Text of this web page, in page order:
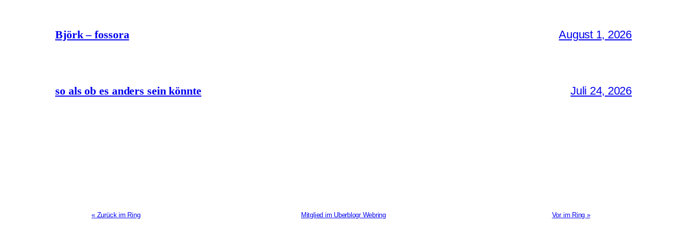
Björk – fossora August 1, 2026
so als ob es anders sein könnte Juli 24, 2026
« Zurück im Ring Mitglied im Uberblogr Webring Vor im Ring »